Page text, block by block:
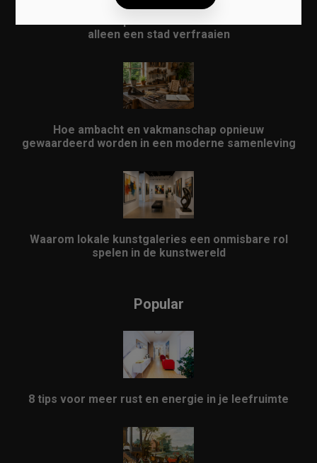
alleen een stad verfraaien
Hoe ambacht en vakmanschap opnieuw
gewaardeerd worden in een moderne samenleving
Waarom lokale kunstgaleries een onmisbare rol
spelen in de kunstwereld
Popular
8 tips voor meer rust en energie in je leefruimte